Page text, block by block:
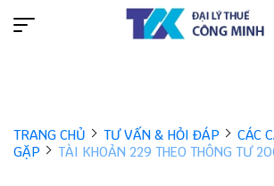
TRANG CHỦ TƯ VẤN & HỎI ĐÁP
CÁC
GẶP
TÀI KHOẢN 229 THEO THÔNG TƯ